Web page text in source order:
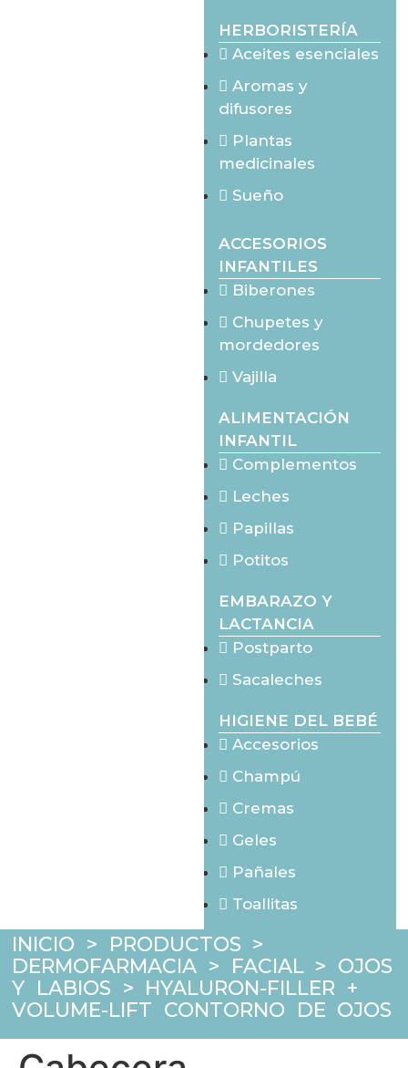
HERBORISTERÍA
Aceites esenciales
Aromas y
difusores
Plantas
medicinales
Sueño
ACCESORIOS
INFANTILES
Biberones
Chupetes y
mordedores
Vajilla
ALIMENTACIÓN
INFANTIL
Complementos
Leches
Papillas
Potitos
EMBARAZO Y
LACTANCIA
Postparto
Sacaleches
HIGIENE DEL BEBÉ
Accesorios
Champú
Cremas
Geles
Pañales
Toallitas
INICIO > PRODUCTOS >
DERMOFARMACIA > FACIAL> OJOS
Y LABIOS > HYALURON-FILLER +
VOLUME-LIFT CONTORNO DE OJOS